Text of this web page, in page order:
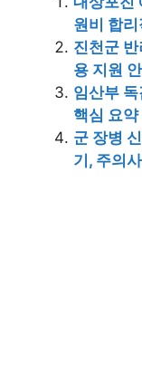
원비 합
진천군 반
용 지원
임산부
핵심 요약
군 장병
기, 주의